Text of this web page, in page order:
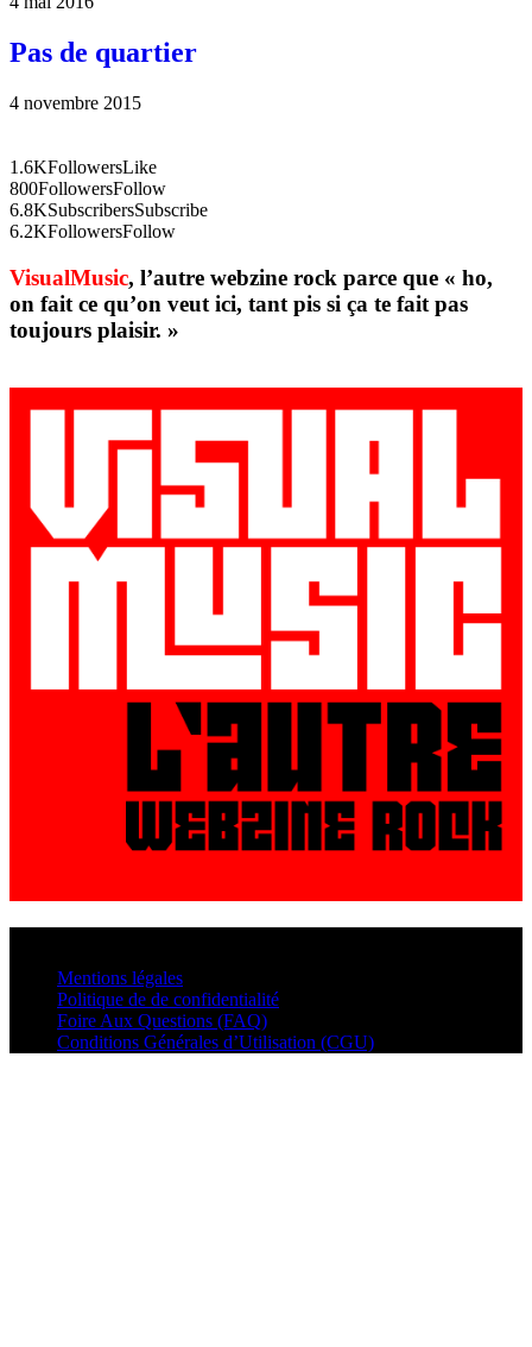
Pas de quartier
4 novembre 2015
1.6KFollowersLike
800FollowersFollow
6.8KSubscribersSubscribe
6.2KFollowersFollow
VisualMusic, l’autre webzine rock parce que « ho,
on fait ce qu’on veut ici, tant pis si ça te fait pas
toujours plaisir. »
Mentions légales
Politique de de confidentialité
Foire Aux Questions (FAQ)
Conditions Générales d’Utilisation (CGU)